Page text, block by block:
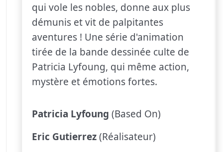
qui vole les nobles, donne aux plus
démunis et vit de palpitantes
aventures ! Une série d'animation
tirée de la bande dessinée culte de
Patricia Lyfoung, qui même action,
mystère et émotions fortes.
Patricia Lyfoung (Based On)
Eric Gutierrez(Réalisateur)